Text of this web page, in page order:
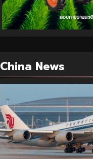
China News